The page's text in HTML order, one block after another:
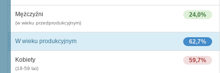
24,0%
Mężczyźni
(w wieku przedprodukcyjnym)
62,7%
W wieku produkcyjnym
59,7%
Kobiety
(18-59 lat)